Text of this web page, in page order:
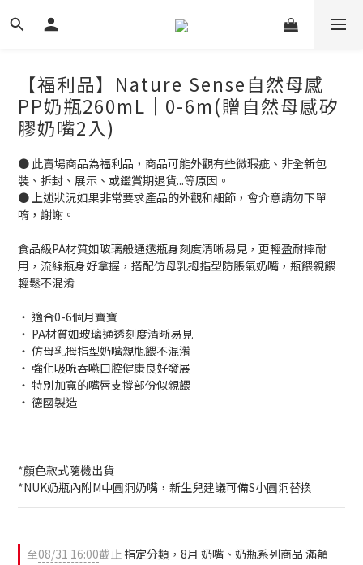
【福利品】Nature Sense自然母感
PP奶瓶260mL｜0-6m(贈自然母感矽
膠奶嘴2入)
● 此賣場商品為福利品，商品可能外觀有些微瑕疵、非全新包
裝、拆封、展示、或鑑賞期退貨...等原因。
● 上述狀況如果非常要求產品的外觀和細節，會介意請勿下單
唷，謝謝。
食品級PA材質如玻璃般通透瓶身刻度清晰易見，更輕盈耐摔耐
用，流線瓶身好拿握，搭配仿母乳拇指型防脹氣奶嘴，瓶餵親餵
輕鬆不混淆
‧ 適合0-6個月寶寶
‧ PA材質如玻璃通透刻度清晰易見
‧ 仿母乳拇指型奶嘴親瓶餵不混淆
‧ 強化吸吮吞嚥口腔健康良好發展
‧ 特別加寬的嘴唇支撐部份似親餵
‧ 德國製造
*顏色款式隨機出貨
*NUK奶瓶內附M中圓洞奶嘴，新生兒建議可備S小圓洞替換
至08/31 16:00截止 指定分類，8月 奶嘴、奶瓶系列商品 滿額